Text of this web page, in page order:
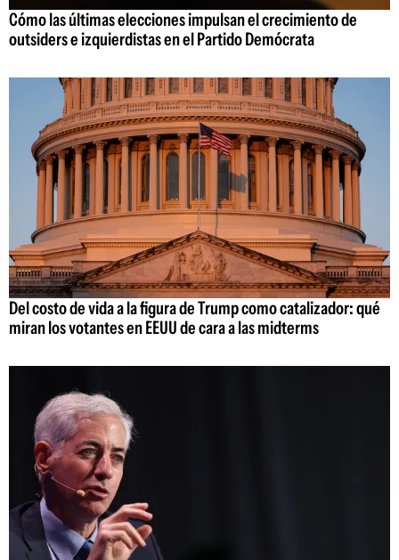
Cómo las últimas elecciones impulsan el crecimiento de
outsiders e izquierdistas en el Partido Demócrata
Del costo de vida a la figura de Trump como catalizador: qué
miran los votantes en EEUU de cara a las midterms